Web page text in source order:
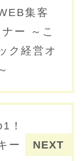
集客
ー ～こ
ク経営オ
！
ー